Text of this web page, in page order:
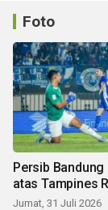
Foto
Persib Bandung
atas Tampines
Jumat, 31 Juli 2026